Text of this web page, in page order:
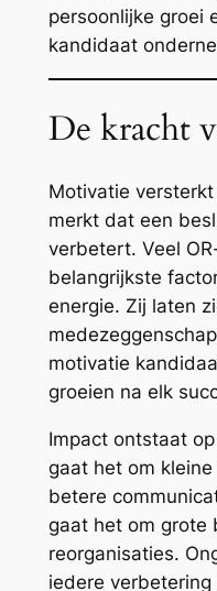
persoonlijke groei
kandidaat
De kracht
Motivatie
merkt dat een
verbetert. Veel
belangrijkste
energie. Zij laten
motivatie
groeien na elk
Impact ontstaat
gaat het om
betere
gaat het om grote
reorganisaties.
iedere